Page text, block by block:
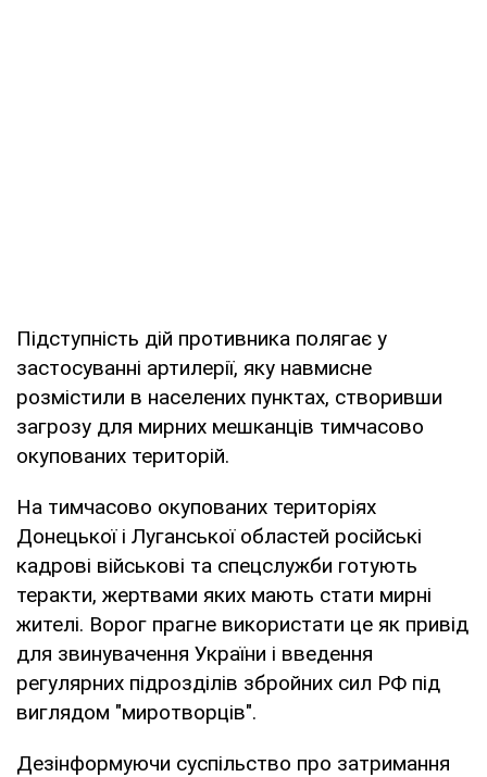
Підступність дій противника полягає у
застосуванні артилерії, яку навмисне
розмістили в населених пунктах, створивши
загрозу для мирних мешканців тимчасово
окупованих територій.
На тимчасово окупованих територіях
Донецької і Луганської областей російські
кадрові військові та спецслужби готують
теракти, жертвами яких мають стати мирні
жителі. Ворог прагне використати це як привід
для звинувачення України і введення
регулярних підрозділів збройних сил РФ під
виглядом "миротворців".
Дезінформуючи суспільство про затримання